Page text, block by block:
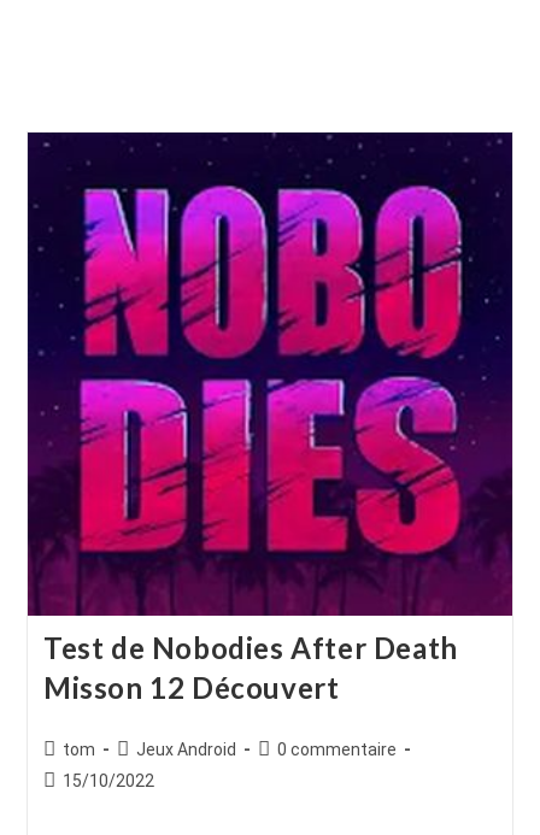
Test de Nobodies After Death
Misson 12 Découvert
Auteur/autrice
de
tom
Post
category:
Jeux Android
Commentaires
0 commentaire
Publication
15/10/2022